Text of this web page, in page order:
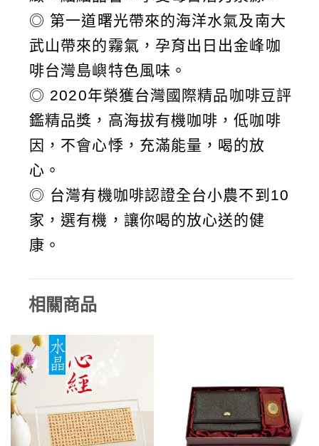
◎ 第一道曙光帶來的海洋水氣及南大
武山帶來的霧氣，孕育出日出金峰咖
啡台灣島嶼特色風味。
◎ 2020年榮獲台灣國際精品咖啡豆評
鑑精品獎，高海拔有機咖啡，低咖啡
因，不會心悸，充滿能量，喝的放
心。
◎ 台灣有機咖啡認證全台小農不到10
家，選有機，讓你喝的放心送的健
康。
相關商品